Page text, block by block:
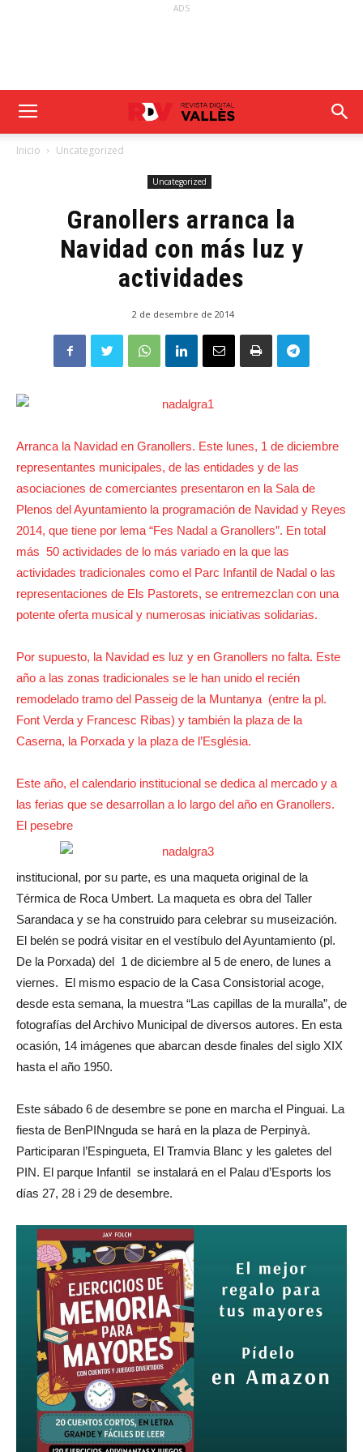
ADS
Inicio Uncategorized
Uncategorized
Granollers arranca la
Navidad con más luz y
actividades
2 de desembre de 2014
Arranca la Navidad en Granollers. Este lunes, 1 de diciembre
representantes municipales, de las entidades y de las
asociaciones de comerciantes presentaron en la Sala de
Plenos del Ayuntamiento la programación de Navidad y Reyes
2014, que tiene por lema “Fes Nadal a Granollers”. En total
más 50 actividades de lo más variado en la que las
actividades tradicionales como el Parc Infantil de Nadal o las
representaciones de Els Pastorets, se entremezclan con una
potente oferta musical y numerosas iniciativas solidarias.
Por supuesto, la Navidad es luz y en Granollers no falta. Este
año a las zonas tradicionales se le han unido el recién
remodelado tramo del Passeig de la Muntanya (entre la pl.
Font Verda y Francesc Ribas) y también la plaza de la
Caserna, la Porxada y la plaza de l’Església.
Este año, el calendario institucional se dedica al mercado y a
las ferias que se desarrollan a lo largo del año en Granollers.
El pesebre
institucional, por su parte, es una maqueta original de la
Térmica de Roca Umbert. La maqueta es obra del Taller
Sarandaca y se ha construido para celebrar su museización.
El belén se podrá visitar en el vestíbulo del Ayuntamiento (pl.
De la Porxada) del 1 de diciembre al 5 de enero, de lunes a
viernes. El mismo espacio de la Casa Consistorial acoge,
desde esta semana, la muestra “Las capillas de la muralla”, de
fotografías del Archivo Municipal de diversos autores. En esta
ocasión, 14 imágenes que abarcan desde finales del siglo XIX
hasta el año 1950.
Este sábado 6 de desembre se pone en marcha el Pinguai. La
fiesta de BenPINnguda se hará en la plaza de Perpinyà.
Participaran l’Espingueta, El Tramvia Blanc y les galetes del
PIN. El parque Infantil se instalará en el Palau d’Esports los
días 27, 28 i 29 de desembre.